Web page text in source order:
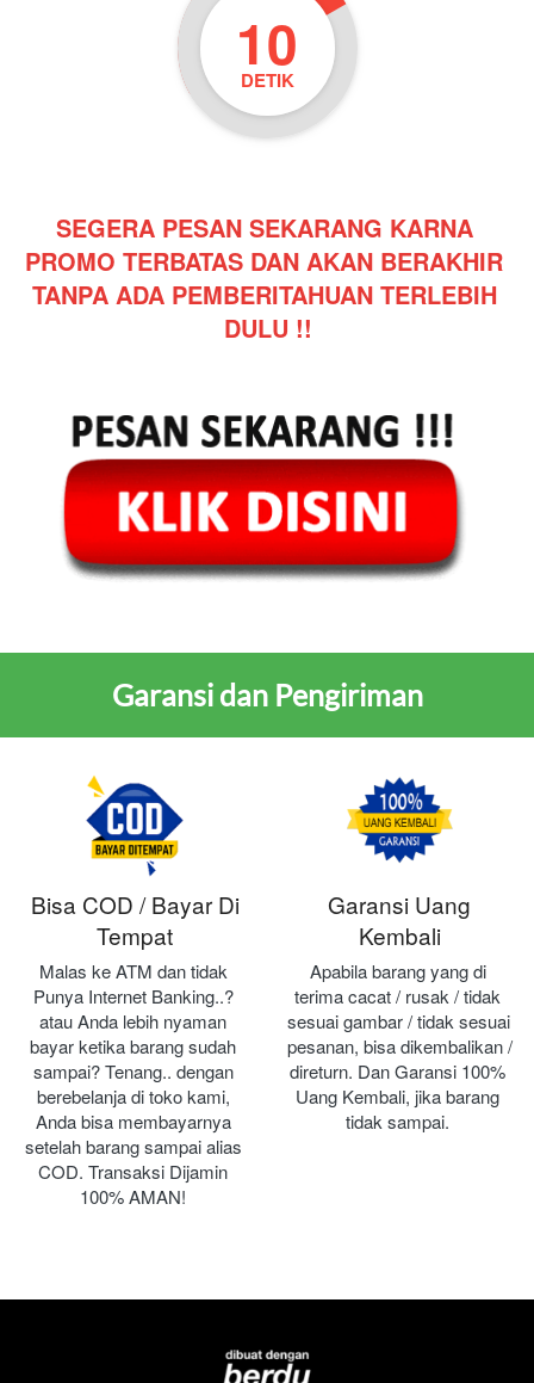
9
DETIK
SEGERA PESAN SEKARANG KARNA
PROMO TERBATAS DAN AKAN BERAKHIR
TANPA ADA PEMBERITAHUAN TERLEBIH
DULU !!
Garansi dan Pengiriman
Bisa COD / Bayar Di
Tempat
Malas ke ATM dan tidak
Punya Internet Banking..?
atau Anda lebih nyaman
bayar ketika barang sudah
sampai? Tenang.. dengan
berebelanja di toko kami,
Anda bisa membayarnya
setelah barang sampai alias
COD. Transaksi Dijamin
100% AMAN!
Garansi Uang
Kembali
Apabila barang yang di
terima cacat / rusak / tidak
sesuai gambar / tidak sesuai
pesanan, bisa dikembalikan /
direturn. Dan Garansi 100%
Uang Kembali, jika barang
tidak sampai.